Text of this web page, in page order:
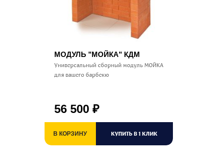
МОДУЛЬ "МОЙКА" КДМ
Универсальный сборный модуль МОЙКА
для вашего барбекю
56 500 ₽
В КОРЗИНУ КУПИТЬ В 1 КЛИК